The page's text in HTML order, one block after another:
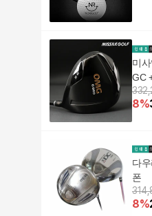
미
GC
8%
다
폰
8%